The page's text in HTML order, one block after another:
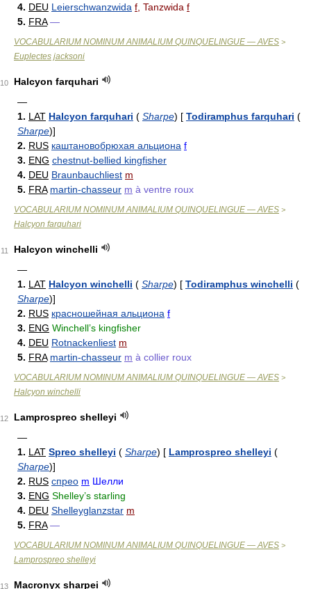
4. DEU Leierschwanzwida f , Tanzwida f
5. FRA —
VOCABULARIUM NOMINUM ANIMALIUM QUINQUELINGUE — AVES >
Euplectes jacksoni
10
Halcyon farquhari
—
1. LAT Halcyon farquhari ( Sharpe) [ Todiramphus farquhari (
Sharpe)]
2. RUS каштановобрюхая альциона f
3. ENG chestnut-bellied kingfisher
4. DEU Braunbauchliest m
5. FRA martin-chasseur m à ventre roux
VOCABULARIUM NOMINUM ANIMALIUM QUINQUELINGUE — AVES >
Halcyon farquhari
11
Halcyon winchelli
—
1. LAT Halcyon winchelli ( Sharpe) [ Todiramphus winchelli (
Sharpe)]
2. RUS красношейная альциона f
3. ENG Winchell’s kingfisher
4. DEU Rotnackenliest m
5. FRA martin-chasseur m à collier roux
VOCABULARIUM NOMINUM ANIMALIUM QUINQUELINGUE — AVES >
Halcyon winchelli
12
Lamprospreo shelleyi
—
1. LAT Spreo shelleyi ( Sharpe) [ Lamprospreo shelleyi (
Sharpe)]
2. RUS спрео m Шелли
3. ENG Shelley’s starling
4. DEU Shelleyglanzstar m
5. FRA —
VOCABULARIUM NOMINUM ANIMALIUM QUINQUELINGUE — AVES >
Lamprospreo shelleyi
13 Macronyx sharpei